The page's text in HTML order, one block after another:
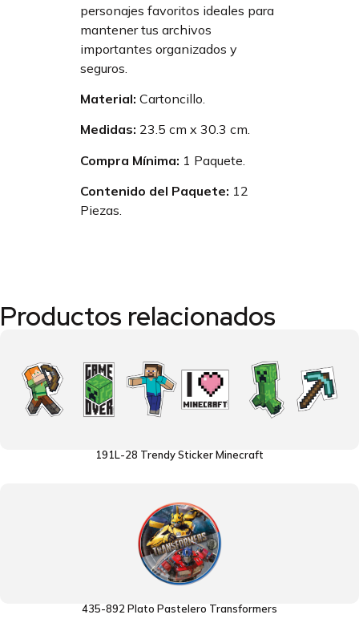
personajes favoritos ideales para
mantener tus archivos
importantes organizados y
seguros.
Material: Cartoncillo.
Medidas: 23.5 cm x 30.3 cm.
Compra Mínima: 1 Paquete.
Contenido del Paquete: 12
Piezas.
Productos relacionados
191L-28 Trendy Sticker Minecraft
435-892 Plato Pastelero Transformers